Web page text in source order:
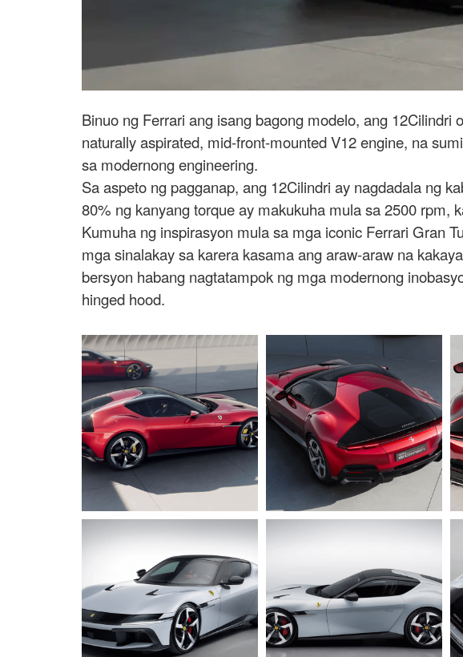
Binuo ng Ferrari ang isang bagong modelo, ang
naturally aspirated, mid-front-mounted V12 engine, na
sa modernong engineering.
Sa aspeto ng pagganap, ang 12Cilindri ay nagdadala ng
80% ng kanyang torque ay makukuha mula sa 2500 rpm,
Kumuha ng inspirasyon mula sa mga iconic Ferrari Gran
mga sinalakay sa karera kasama ang araw-araw na
bersyon habang nagtatampok ng mga modernong
hinged hood.